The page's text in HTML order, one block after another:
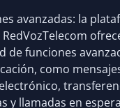
avanzadas: la
RedVozTelecom
de funciones
como
y llamadas en